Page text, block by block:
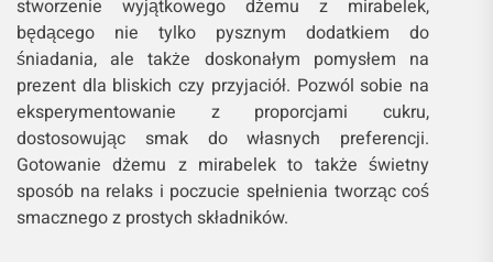
stworzenie wyjątkowego dżemu z mirabelek,
będącego nie tylko pysznym dodatkiem do
śniadania, ale także doskonałym pomysłem na
prezent dla bliskich czy przyjaciół. Pozwól sobie na
eksperymentowanie z proporcjami cukru,
dostosowując smak do własnych preferencji.
Gotowanie dżemu z mirabelek to także świetny
sposób na relaks i poczucie spełnienia tworząc coś
smacznego z prostych składników.